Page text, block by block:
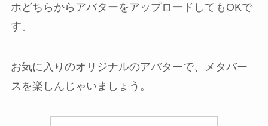
ホどちらからアバターをアップロードしてもOKで
す。
お気に入りのオリジナルのアバターで、メタバー
スを楽しんじゃいましょう。